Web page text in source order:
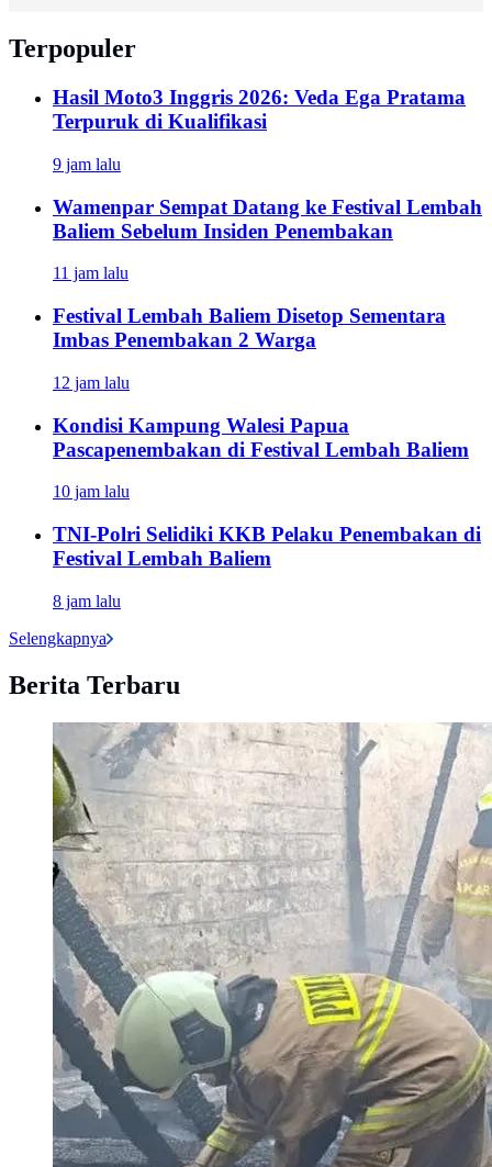
Terpopuler
Hasil Moto3 Inggris 2026: Veda Ega Pratama
Terpuruk di Kualifikasi
9 jam lalu
Wamenpar Sempat Datang ke Festival Lembah
Baliem Sebelum Insiden Penembakan
11 jam lalu
Festival Lembah Baliem Disetop Sementara
Imbas Penembakan 2 Warga
12 jam lalu
Kondisi Kampung Walesi Papua
Pascapenembakan di Festival Lembah Baliem
10 jam lalu
TNI-Polri Selidiki KKB Pelaku Penembakan di
Festival Lembah Baliem
8 jam lalu
Selengkapnya
Berita Terbaru